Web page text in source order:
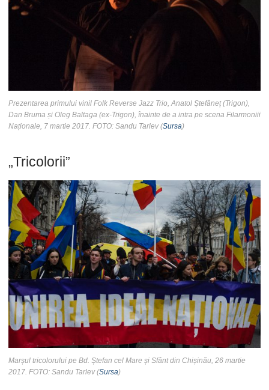
Prezentarea primului vinil Folk Reverse Jazz Trio, Anatol Ștefăneț (Trigon),
Dan Bruma și Oleg Baltaga (ex-Trigon), înainte de a intra pe scena Filarmoniii
Naționale, 7 martie 2017. FOTO: Sandu Tarlev (Sursa)
„Tricolorii”
Marșul tricolorului pe Bd. Ștefan cel Mare și Sfânt din Chișinău, 26 martie
2017. FOTO: Sandu Tarlev (Sursa)